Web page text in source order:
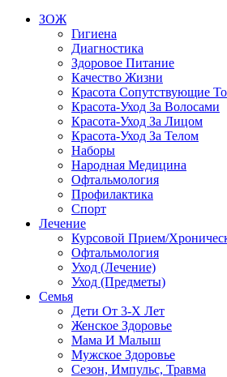
ЗОЖ
Гигиена
Диагностика
Здоровое Питание
Качество Жизни
Красота Сопутствующие
Красота-Уход За Волосами
Красота-Уход За Лицом
Красота-Уход За Телом
Наборы
Народная Медицина
Офтальмология
Профилактика
Спорт
Лечение
Курсовой Прием/
Офтальмология
Уход (Лечение)
Уход (Предметы)
Семья
Дети От 3-Х Лет
Женское Здоровье
Мама И Малыш
Мужское Здоровье
Сезон, Импульс, Травма